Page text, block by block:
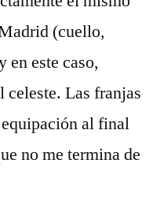
(cuello,
este caso,
celeste. Las franjas
al final
no me termina de